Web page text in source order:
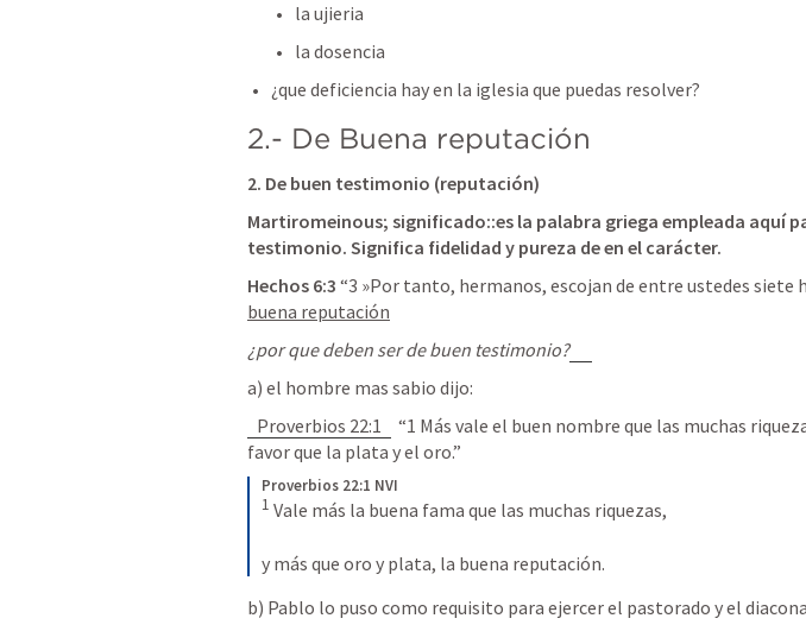
la ujieria
la dosencia
¿que deficiencia hay en la iglesia que puedas resolver?
2.- De Buena reputación
2. De buen testimonio (reputación)
Martiromeinous; significado::es la palabra griega empleada aquí
testimonio. Significa fidelidad y pureza de en el carácter.
Hechos 6:3 “3 »Por tanto, hermanos, escojan de entre ustedes siete
buena reputación
¿por que deben ser de buen testimonio?
a) el hombre mas sabio dijo:
Proverbios 22:1
“1 Más vale el buen nombre que las muchas
favor que la plata y el oro.”
Proverbios 22:1 NVI
1 Vale más la buena fama que las muchas riquezas,
y más que oro y plata, la buena reputación.
b) Pablo lo puso como requisito para ejercer el pastorado y el